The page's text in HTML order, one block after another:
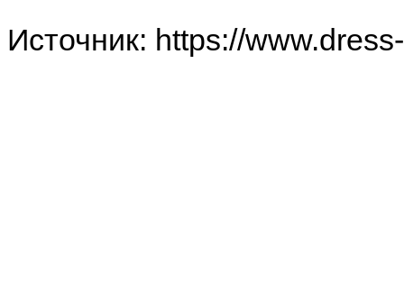
Источник: https://